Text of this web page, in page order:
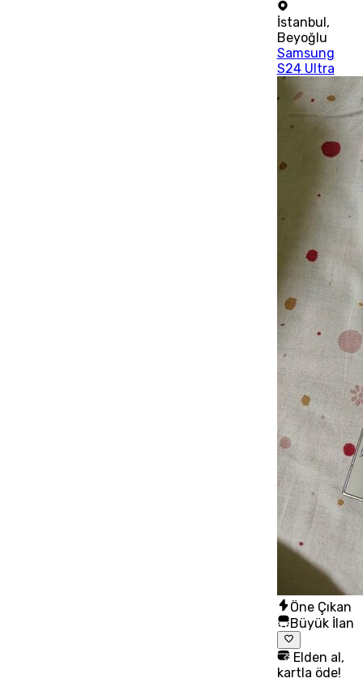
İstanbul,
Beyoğlu
Samsung
S24 Ultra
Öne Çıkan
Büyük İlan
Elden al,
kartla öde!